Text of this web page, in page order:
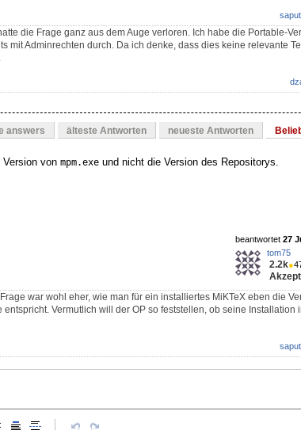
die Frage ganz aus dem Auge verloren. Ich habe die Portable-
mit Adminrechten durch. Da ich denke, dass dies keine relevante
answers älteste Antworten neueste Antworten
Version von mpm.exe und nicht die Version des Repositorys.
beantwortet 27
tom75
2.2k●
war wohl eher, wie man für ein installiertes MiKTeX eben die
Vermutlich will der OP so feststellen, ob seine Installation